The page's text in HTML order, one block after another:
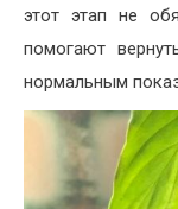
этот этап не
помогают
нормальным